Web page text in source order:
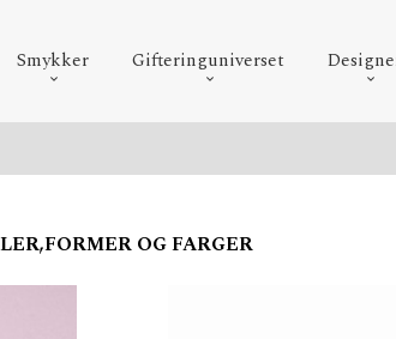
Smykker Gifteringuniverset
OG FARGER